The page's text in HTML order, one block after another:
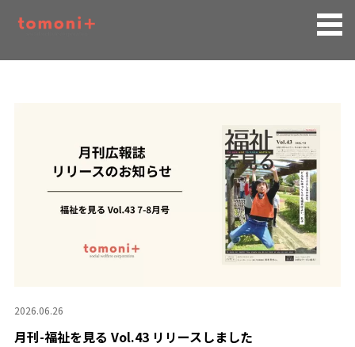
2026.06.26
月刊-福祉を見る Vol.43 リリースしました